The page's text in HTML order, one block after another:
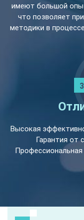
имеют большой
что позволяет
методики в
Высокая
Гарантия от